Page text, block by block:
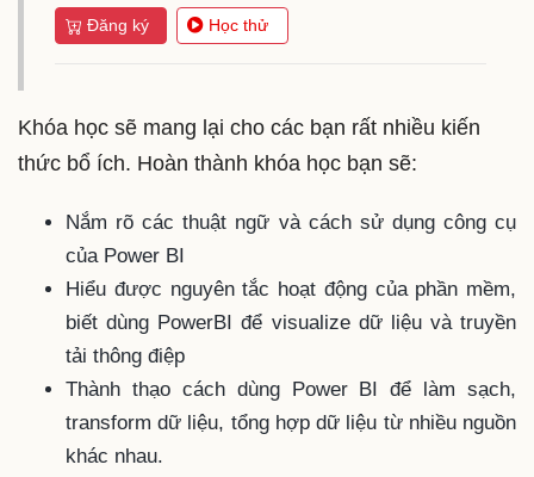
Đăng ký Học thử
Khóa học sẽ mang lại cho các bạn rất nhiều kiến
thức bổ ích. Hoàn thành khóa học bạn sẽ:
Nắm rõ các thuật ngữ và cách sử dụng công cụ
của Power BI
Hiểu được nguyên tắc hoạt động của phần mềm,
biết dùng PowerBI để visualize dữ liệu và truyền
tải thông điệp
Thành thạo cách dùng Power BI để làm sạch,
transform dữ liệu, tổng hợp dữ liệu từ nhiều nguồn
khác nhau.